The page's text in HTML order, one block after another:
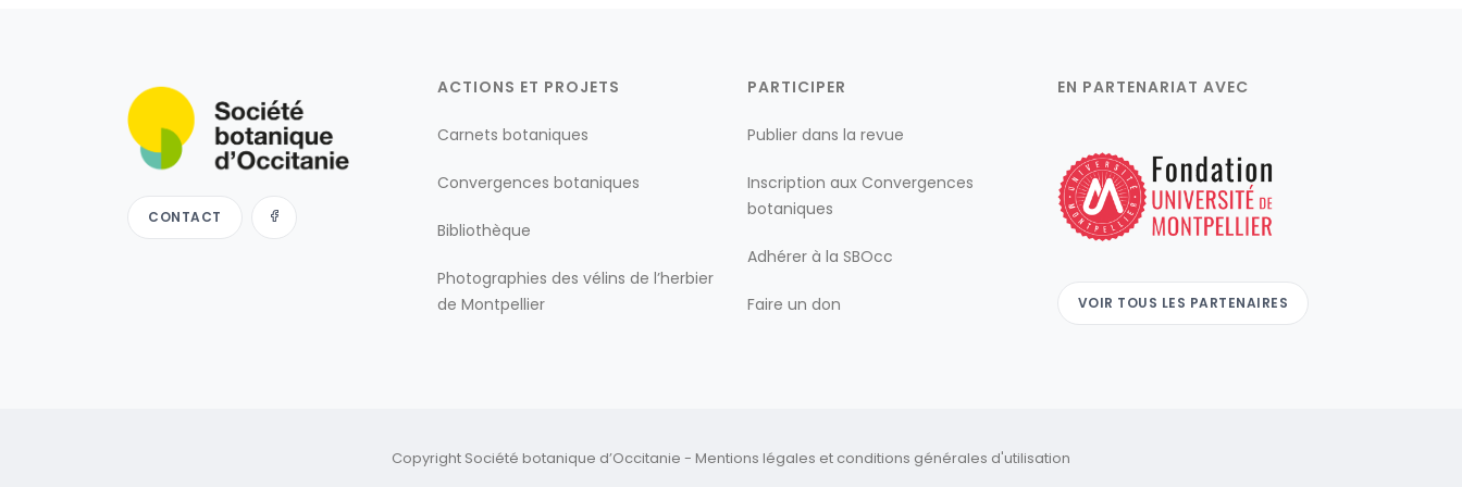
CONTACT
ACTIONS ET PROJETS
Carnets botaniques
Convergences botaniques
Bibliothèque
Photographies des vélins de l’herbier
de Montpellier
PARTICIPER
Publier dans la revue
Inscription aux Convergences
botaniques
Adhérer à la SBOcc
Faire un don
EN PARTENARIAT AVEC
VOIR TOUS LES PARTENAIRES
Copyright Société botanique d’Occitanie - Mentions légales et conditions générales d'utilisation